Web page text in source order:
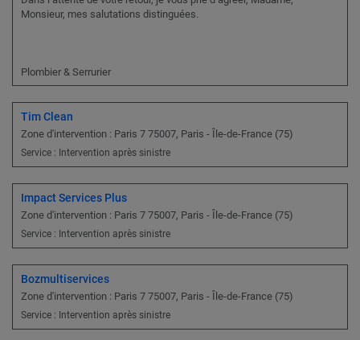
Monsieur, mes salutations distinguées.
Plombier & Serrurier
Tim Clean
Zone d'intervention : Paris 7 75007, Paris - Île-de-France (75)
Service : Intervention après sinistre
Impact Services Plus
Zone d'intervention : Paris 7 75007, Paris - Île-de-France (75)
Service : Intervention après sinistre
Bozmultiservices
Zone d'intervention : Paris 7 75007, Paris - Île-de-France (75)
Service : Intervention après sinistre